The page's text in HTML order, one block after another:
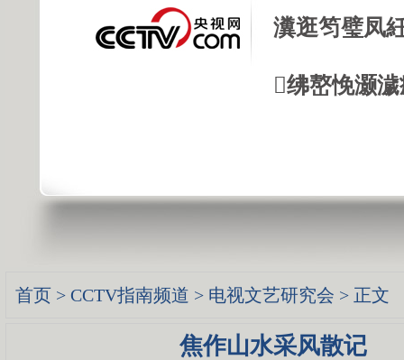
瀵逛笉璧凤
绋嶅悗灏
首页 > CCTV指南频道 > 电视文艺研究会 > 正文
焦作山水采风散记